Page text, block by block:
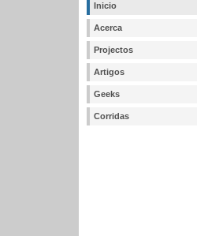
Inicio
Acerca
Projectos
Artigos
Geeks
Corridas